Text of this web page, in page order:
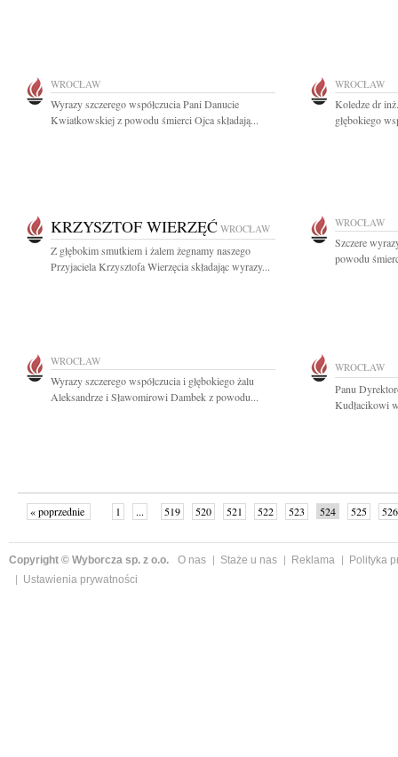
WROCŁAW
Wyrazy szczerego współczucia Pani Danucie
Kwiatkowskiej z powodu śmierci Ojca składają...
WROCŁAW
Koledze dr
głębokiego
KRZYSZTOF WIERZĘĆ WROCŁAW
Z głębokim smutkiem i żalem żegnamy naszego
Przyjaciela Krzysztofa Wierzęcia składając wyrazy...
WROCŁAW
Szczere
powodu
WROCŁAW
Wyrazy szczerego współczucia i głębokiego żalu
Aleksandrze i Sławomirowi Dambek z powodu...
WROCŁAW
Panu
Kudłacikowi
« poprzednie 1 ... 519 520 521 522 523 524 525
526
Copyright © Wyborcza sp. z o.o. O nas Staże u nas Reklama
Polityka
Ustawienia prywatności